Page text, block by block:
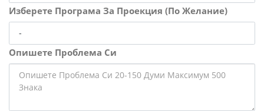
Изберете Програма За Проекция (По Желание)
Опишете Проблема Си